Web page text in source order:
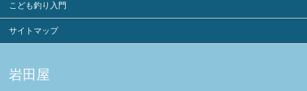
こども釣り入門
サイトマップ
岩田屋